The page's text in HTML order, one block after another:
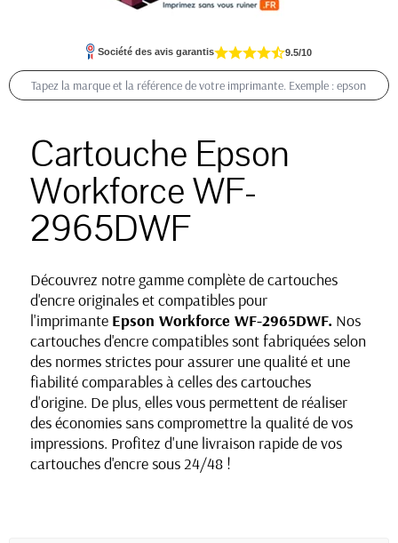
Société des avis garantis 9.5/10
Cartouche Epson
Workforce WF-
2965DWF
Découvrez notre gamme complète de cartouches
d'encre originales et compatibles pour
l'imprimante Epson Workforce WF-2965DWF. Nos
cartouches d'encre compatibles sont fabriquées selon
des normes strictes pour assurer une qualité et une
fiabilité comparables à celles des cartouches
d'origine. De plus, elles vous permettent de réaliser
des économies sans compromettre la qualité de vos
impressions. Profitez d'une livraison rapide de vos
cartouches d'encre sous 24/48 !